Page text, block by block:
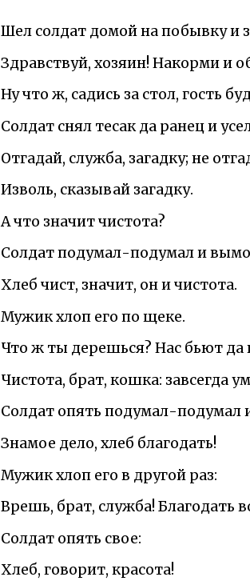
Шел солдат домой на побывку и
Здравствуй, хозяин! Накорми и
Ну что ж, садись за стол, гость
Солдат снял тесак да ранец и
Отгадай, служба, загадку; не
Изволь, сказывай загадку.
А что значит чистота?
Солдат подумал-подумал и
Хлеб чист, значит, он и чистота.
Мужик хлоп его по щеке.
Что ж ты дерешься? Нас бьют да
Чистота, брат, кошка: завсегда
Солдат опять подумал-подумал
Знамое дело, хлеб благодать!
Мужик хлоп его в другой раз:
Врешь, брат, служба! Благодать
Солдат опять свое:
Хлеб, говорит, красота!